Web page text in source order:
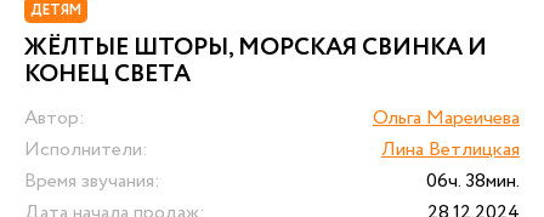
ДЕТЯМ
ЖЁЛТЫЕ ШТОРЫ, МОРСКАЯ СВИНКА И
КОНЕЦ СВЕТА
Автор:
Ольга Мареичева
Исполнители:
Лина Ветлицкая
Время звучания:
06ч. 38мин.